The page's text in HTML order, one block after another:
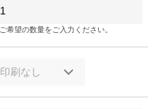
ご希望の数量をご入力ください。